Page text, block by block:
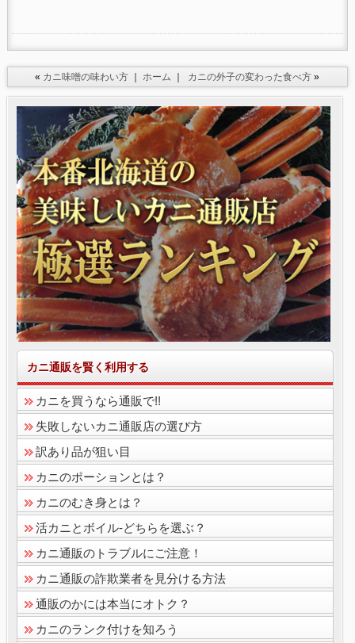
« カニ味噌の味わい方 ｜ ホーム ｜ カニの外子の変わった食べ方 »
カニ通販を賢く利用する
カニを買うなら通販で!!
失敗しないカニ通販店の選び方
訳あり品が狙い目
カニのポーションとは？
カニのむき身とは？
活カニとボイル-どちらを選ぶ？
カニ通販のトラブルにご注意！
カニ通販の詐欺業者を見分ける方法
通販のかには本当にオトク？
カニのランク付けを知ろう